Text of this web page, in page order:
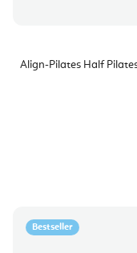
Align-Pilates Half
Bestseller